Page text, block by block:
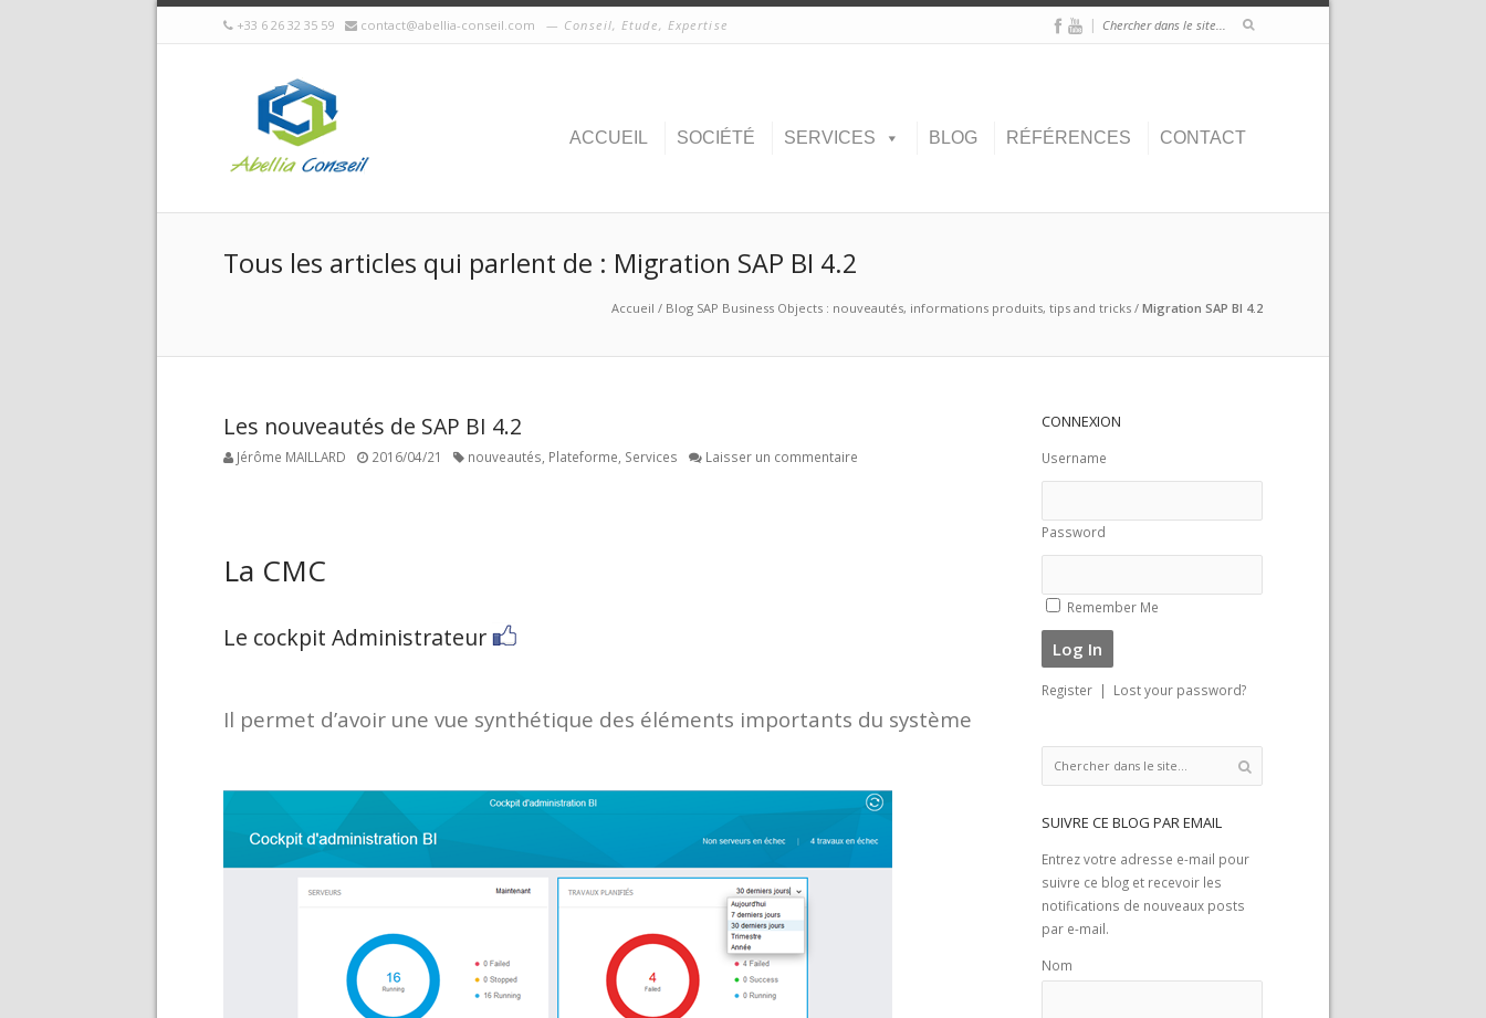
+33 6 26 32 35 59 contact@abellia-conseil.com Conseil, Etude, Expertise |
ACCUEIL SOCIÉTÉ SERVICES BLOG RÉFÉRENCES CONTACT
Tous les articles qui parlent de : Migration SAP BI 4.2
Accueil / Blog SAP Business Objects : nouveautés, informations produits, tips and tricks / Migration SAP BI 4.2
Les nouveautés de SAP BI 4.2
Jérôme MAILLARD 2016/04/21 nouveautés Plateforme Services Laisser un commentaire
La CMC
Le cockpit Administrateur
Il permet d’avoir une vue synthétique des éléments importants du système
CONNEXION
Username
Password
Remember Me
Register | Lost your password?
SUIVRE CE BLOG PAR EMAIL
Entrez votre adresse e-mail pour
suivre ce blog et recevoir les
notifications de nouveaux posts
par e-mail.
Nom